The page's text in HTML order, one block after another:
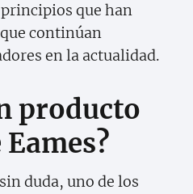
que han
continúan
en la actualidad.
producto
duda, uno de los